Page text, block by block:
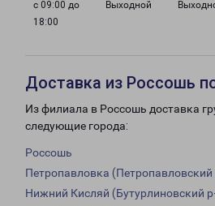
с 09:00 до
18:00
Выходной
Доставка из Россошь
Из филиала в Россошь доставка
следующие города:
Россошь
Петропавловка (Петропавловский
Нижний Кисляй (Бутурлиновский